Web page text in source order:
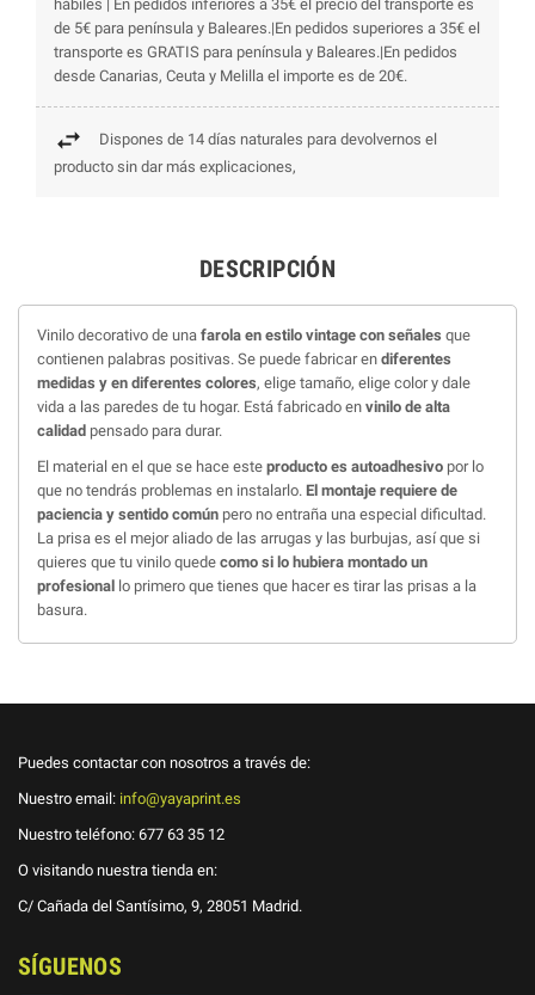
hábiles | En pedidos inferiores a 35€ el precio del transporte es
de 5€ para península y Baleares.|En pedidos superiores a 35€ el
transporte es GRATIS para península y Baleares.|En pedidos
desde Canarias, Ceuta y Melilla el importe es de 20€.
Dispones de 14 días naturales para devolvernos el
producto sin dar más explicaciones,
DESCRIPCIÓN
Vinilo decorativo de una farola en estilo vintage con señales que
contienen palabras positivas. Se puede fabricar en diferentes
medidas y en diferentes colores, elige tamaño, elige color y dale
vida a las paredes de tu hogar. Está fabricado en vinilo de alta
calidad pensado para durar.
El material en el que se hace este producto es autoadhesivo por lo
que no tendrás problemas en instalarlo. El montaje requiere de
paciencia y sentido común pero no entraña una especial dificultad.
La prisa es el mejor aliado de las arrugas y las burbujas, así que si
quieres que tu vinilo quede como si lo hubiera montado un
profesional lo primero que tienes que hacer es tirar las prisas a la
basura.
Puedes contactar con nosotros a través de:
Nuestro email: info@yayaprint.es
Nuestro teléfono: 677 63 35 12
O visitando nuestra tienda en:
C/ Cañada del Santísimo, 9, 28051 Madrid.
SÍGUENOS